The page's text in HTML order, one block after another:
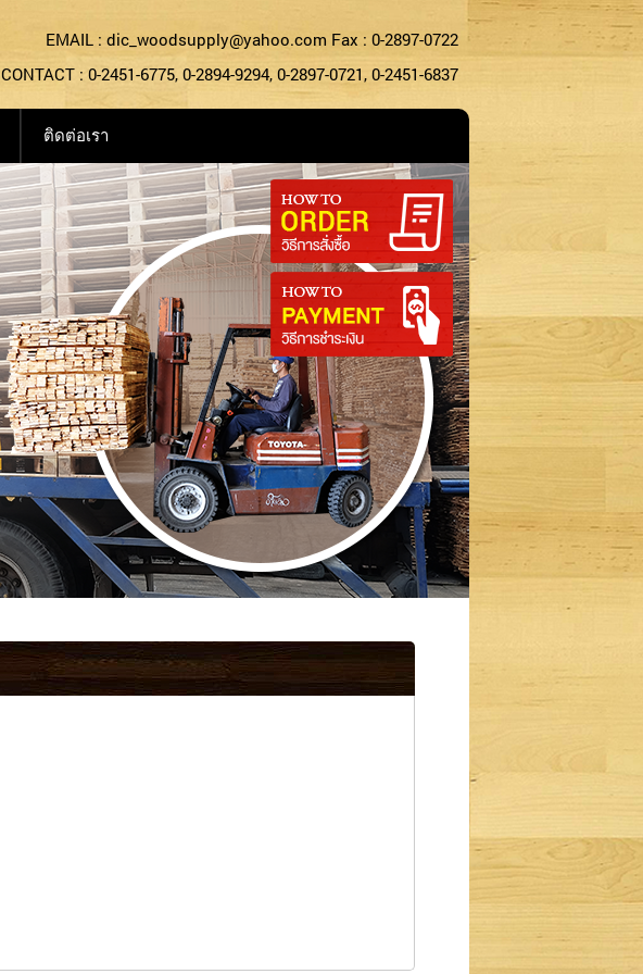
EMAIL : dic_woodsupply@yahoo.com Fax : 0-2897-0722
CONTACT : 0-2451-6775, 0-2894-9294, 0-2897-0721, 0-2451-6837
ติดต่อเรา